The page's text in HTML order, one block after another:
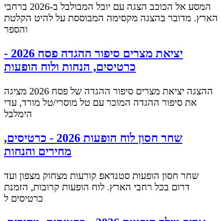
המסע אל הכוכב הצגה עם יובל המבולבל ב-2026 ברחבי
הארץ. מדובר בהצגה מקסימה המבוססת על להיט הקלטת
והספר
יציאת מצרים סיפור ההגדה פסח 2026 -
כרטיסים, הנחות ולוח הופעות
ההצגה יציאת מצרים סיפור ההגדה של פסח 2026 מציגה
את סיפור ההגדה המוכר עם טל מוסרי/טל מורד, עדי
הימלבל
שחר חסון לוח הופעות 2026 - כרטיסים,
מחירים והנחות
שחר חסון הופעות סטנדאפ קורעות מצחוק מצפון ועד
דרום בכל רחבי הארץ. לוח הופעות קרובות, הזמנת
כרטיסים ל